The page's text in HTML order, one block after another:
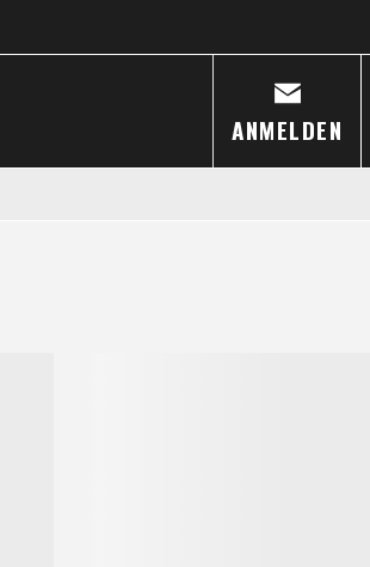
ANMELDEN